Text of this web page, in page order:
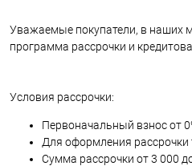
Уважаемые покупатели, в наших
программа рассрочки и
Условия рассрочки:
Первоначальный взнос от
Для оформления рассрочки
Сумма рассрочки от 3 000